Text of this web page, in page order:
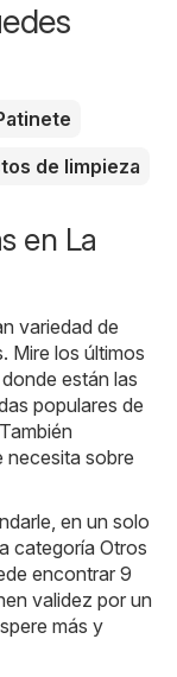
de limpieza
en La
variedad de
. Mire los últimos
están las
populares de
necesita sobre
en un solo
categoría Otros
encontrar 9
validez por un
más y